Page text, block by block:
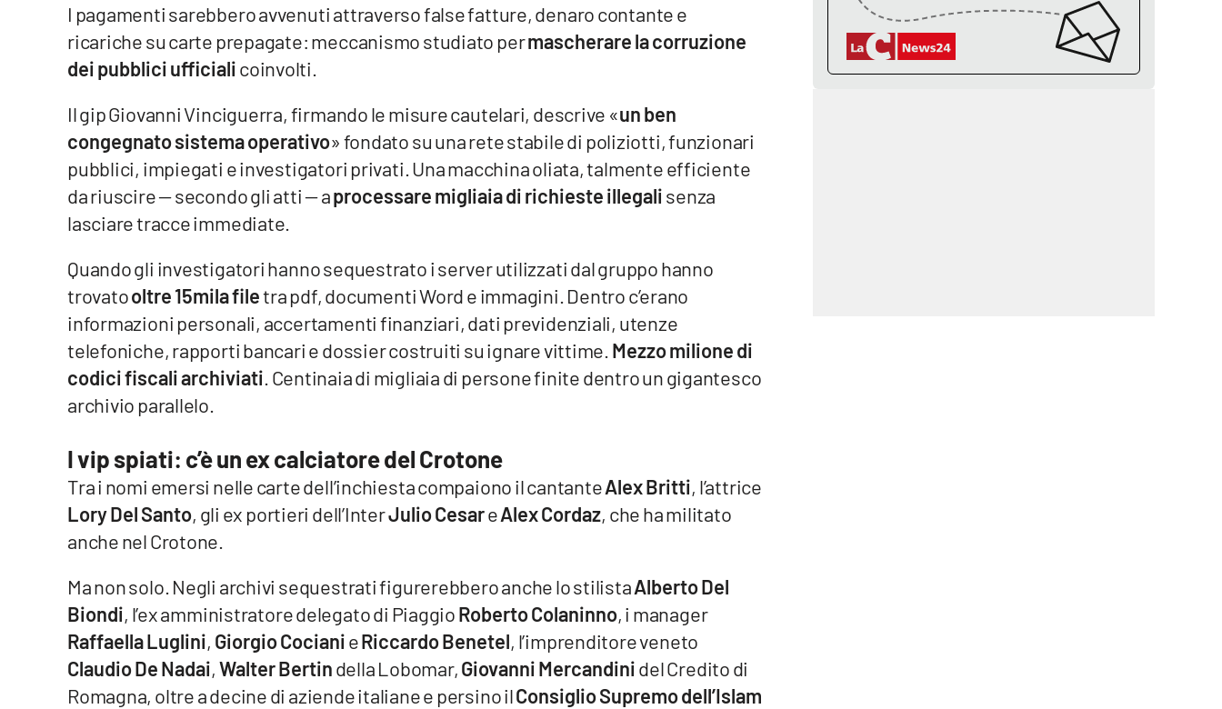
Lacitymag.it
Lacapitalenews.it
Cosenzachannel.it
Ilvibonese.it
Vai
I pagamenti sarebbero avvenuti attraverso false fatture, denaro contante e
ricariche su carte prepagate: meccanismo studiato permascherare la corruzione
dei pubblici ufficialicoinvolti.
Il gip Giovanni Vinciguerra, firmando le misure cautelari, descrive «un ben
congegnato sistema operativo» fondato su una rete stabile di poliziotti, funzionari
pubblici, impiegati e investigatori privati. Una macchina oliata, talmente efficiente
da riuscire — secondo gli atti — aprocessare migliaia di richieste illegalisenza
lasciare tracce immediate.
Quando gli investigatori hanno sequestrato i server utilizzati dal gruppo hanno
trovatooltre 15mila filetra pdf, documenti Word e immagini. Dentro c’erano
informazioni personali, accertamenti finanziari, dati previdenziali, utenze
telefoniche, rapporti bancari e dossier costruiti su ignare vittime. Mezzo milione di
codici fiscali archiviati . Centinaia di migliaia di persone finite dentro un gigantesco
archivio parallelo.
I vip spiati: c’è un ex calciatore del Crotone
Tra i nomi emersi nelle carte dell’inchiesta compaiono il cantanteAlex Britti, l’attrice
Lory Del Santo, gli ex portieri dell’InterJulio CesareAlex Cordaz, che ha militato
anche nel Crotone.
Ma non solo. Negli archivi sequestrati figurerebbero anche lo stilistaAlberto Del
Biondi, l’ex amministratore delegato di PiaggioRoberto Colaninno, i manager
Raffaella Luglini, Giorgio CocianieRiccardo Benetel, l’imprenditore veneto
Claudio De Nadai,Walter Bertindella Lobomar,Giovanni Mercandinidel Credito di
Romagna, oltre a decine di aziende italiane e persino ilConsiglio Supremo dell’Islam